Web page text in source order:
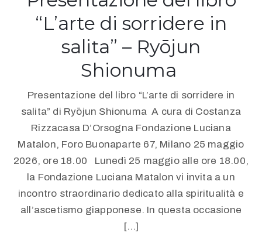
“L’arte di sorridere in
salita” – Ryōjun
Shionuma
Presentazione del libro “L’arte di sorridere in
salita” di Ryōjun Shionuma A cura di Costanza
Rizzacasa D’Orsogna Fondazione Luciana
Matalon, Foro Buonaparte 67, Milano 25 maggio
2026, ore 18.00 Lunedì 25 maggio alle ore 18.00,
la Fondazione Luciana Matalon vi invita a un
incontro straordinario dedicato alla spiritualità e
all’ascetismo giapponese. In questa occasione
[…]